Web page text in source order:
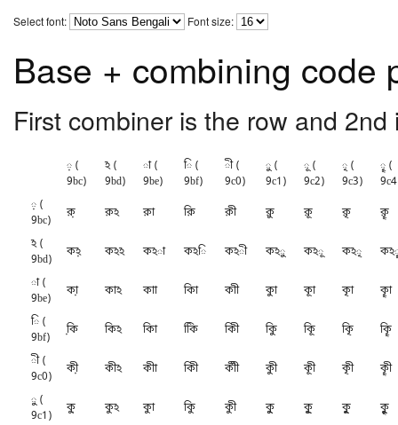
Select font: Font size:
Base + combining code
First combiner is the row and
় (
9bc)
ঽ (
9bd)
া (
9be)
ি (
9bf)
ী (
9c0)
ু (
9c1)
ূ (
9c2)
ৃ (
9c3)
ৄ (
় (
9bc)
ক়় ক়ঽ ক়া ক়ি ক়ী ক়ু ক়ূ ক়ৃ ক়ৄ
ঽ (
9bd)
কঽ় কঽঽ কঽা কঽি কঽী কঽু কঽূ কঽৃ
া (
9be)
কা় কাঽ কাা কাি কাী কাু কাূ কাৃ কাৄ
ি (
9bf)
কি় কিঽ কিা কিি কিী কিু কিূ কিৃ কিৄ
ী (
9c0)
কী় কীঽ কীা কীি কীী কীু কীূ কীৃ কীৄ
ু (
9c1)
কু় কুঽ কুা কুি কুী কুু কুূ কুৃ কুৄ